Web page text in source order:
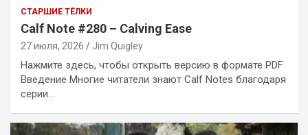
СТАРШИЕ ТЁЛКИ
Calf Note #280 – Calving Ease
27 июля, 2026 Jim Quigley
Нажмите здесь, чтобы открыть версию в формате PDF
Введение Многие читатели знают Calf Notes благодаря
серии…